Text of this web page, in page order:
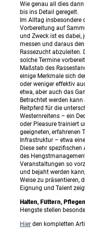
Wie genau all dies
bis ins Detail geregelt.
Im Alltag insbesondere
Vorbereitung auf
und Zweck ist es dabei,
messen und daraus
Rassezucht abzuleiten.
solche Termine
Maßstab des
einige Merkmale sich
oder weniger effektiv
etwa, aber auch das
Betrachtet werden
Reitpferd für die
Westernreitens – ein
oder Pleasure trainiert
geeigneten, erfahrenen
Infrastruktur – etwa
Diese sehr
des
Veranstaltungen so
und bejaht werden
Weise zu präsentieren,
Eignung und Talent
Halten, Füttern, Pflegen
Hengste stellen
Hier den kompletten